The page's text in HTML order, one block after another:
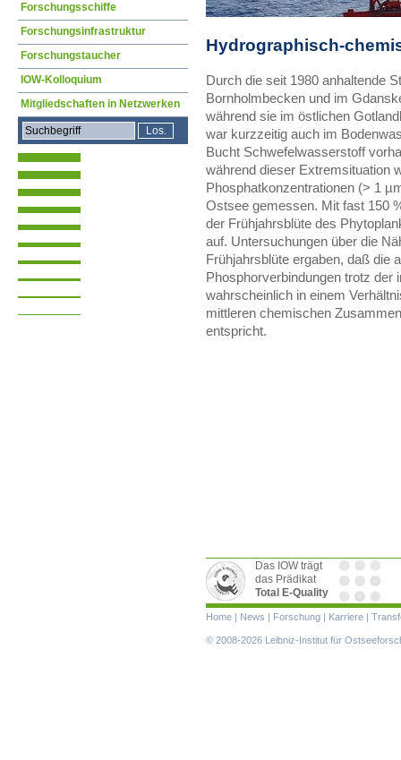
Hydrographisch-
Durch die seit 1980 anhaltende
Bornholmbecken und im
während sie im östlichen
war kurzzeitig auch im
Bucht Schwefelwasserstoff
während dieser Extremsituation
Phosphatkonzentrationen (> 1
Ostsee gemessen. Mit fast 150
der Frühjahrsblüte des
auf. Untersuchungen über die
Frühjahrsblüte ergaben, daß die
Phosphorverbindungen trotz der
wahrscheinlich in einem
mittleren chemischen
entspricht.
Forschungsschiffe
Forschungsinfrastruktur
Forschungstaucher
IOW-Kolloquium
Mitgliedschaften in Netzwerken
Das IOW trägt
das Prädikat
Total E-Quality
Navigation
Home News Forschung Karriere
© 2008-2026 Leibniz-Institut für